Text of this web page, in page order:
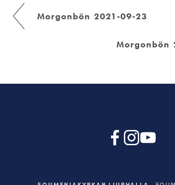
Morgonbön 2021-09-23
Morgonbön